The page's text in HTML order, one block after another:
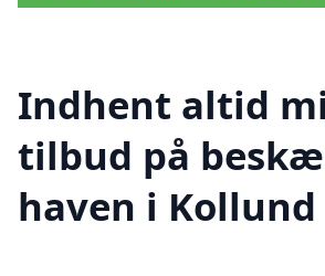
Indhent altid
tilbud på
haven i Kollund